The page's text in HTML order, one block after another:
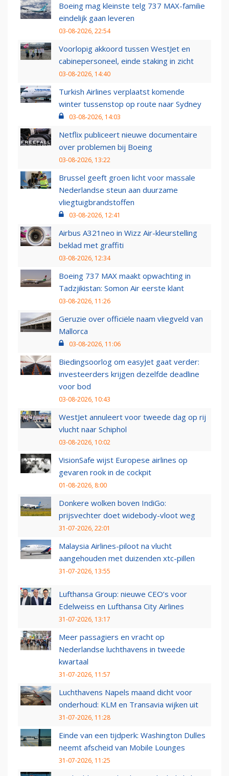
Boeing mag kleinste telg 737 MAX-familie
eindelijk gaan leveren
03-08-2026, 22:54
Voorlopig akkoord tussen WestJet en
cabinepersoneel, einde staking in zicht
03-08-2026, 14:40
Turkish Airlines verplaatst komende
winter tussenstop op route naar Sydney
03-08-2026, 14:03
Netflix publiceert nieuwe documentaire
over problemen bij Boeing
03-08-2026, 13:22
Brussel geeft groen licht voor massale
Nederlandse steun aan duurzame
vliegtuigbrandstoffen
03-08-2026, 12:41
Airbus A321neo in Wizz Air-kleurstelling
beklad met graffiti
03-08-2026, 12:34
Boeing 737 MAX maakt opwachting in
Tadzjikistan: Somon Air eerste klant
03-08-2026, 11:26
Geruzie over officiële naam vliegveld van
Mallorca
03-08-2026, 11:06
Biedingsoorlog om easyJet gaat verder:
investeerders krijgen dezelfde deadline
voor bod
03-08-2026, 10:43
WestJet annuleert voor tweede dag op rij
vlucht naar Schiphol
03-08-2026, 10:02
VisionSafe wijst Europese airlines op
gevaren rook in de cockpit
01-08-2026, 8:00
Donkere wolken boven IndiGo:
prijsvechter doet widebody-vloot weg
31-07-2026, 22:01
Malaysia Airlines-piloot na vlucht
aangehouden met duizenden xtc-pillen
31-07-2026, 13:55
Lufthansa Group: nieuwe CEO’s voor
Edelweiss en Lufthansa City Airlines
31-07-2026, 13:17
Meer passagiers en vracht op
Nederlandse luchthavens in tweede
kwartaal
31-07-2026, 11:57
Luchthavens Napels maand dicht voor
onderhoud: KLM en Transavia wijken uit
31-07-2026, 11:28
Einde van een tijdperk: Washington Dulles
neemt afscheid van Mobile Lounges
31-07-2026, 11:25